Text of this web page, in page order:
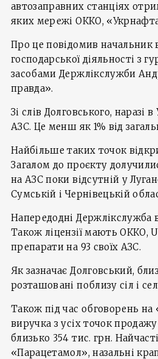
автозаправних станціях
яких мережі ОККО,
Про це повідомив начальник
господарської діяльності з
засобами Держлікслужби
правда».
Зі слів Долговського, наразі
АЗС. Це менш як 1% від
Найбільше таких точок
Загалом до проєкту
на АЗС поки відсутній у
Сумській і Чернівецькій
Напередодні Держлікслужба
Також ліцензії мають ОККО,
препарати на 93 своїх АЗС.
Як зазначає Долговський,
розташовані поблизу сіл і
Також під час обговорень
виручка з усіх точок
близько 354 тис. грн.
«Парацетамол», назальні